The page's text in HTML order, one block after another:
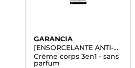
GARANCIA
[ENSORCELANTE ANTI-
PEAU DE CROCO]
Crème corps 3en1 - sans
parfum